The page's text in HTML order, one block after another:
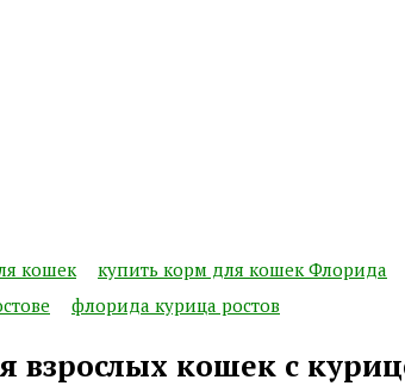
кошек купить корм для кошек Флорида
флорида курица ростов
взрослых кошек с